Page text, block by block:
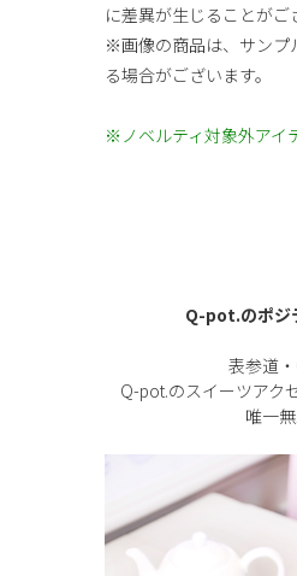
に差異が生じることがご
※画像の商品は、サンプ
る場合がございます。
※ノベルティ対象外アイ
Q-pot.のポジ
表参道
Q-pot.のスイーツアク
唯一